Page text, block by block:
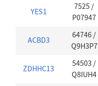
YES1
7525 /
P07947
ACBD3
64746 /
Q9H3P7
ZDHHC13
54503 /
Q8IUH4